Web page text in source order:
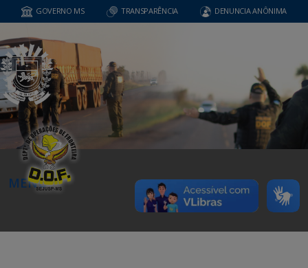
GOVERNO MS TRANSPARÊNCIA DENUNCIA ANÔNIMA
MENU